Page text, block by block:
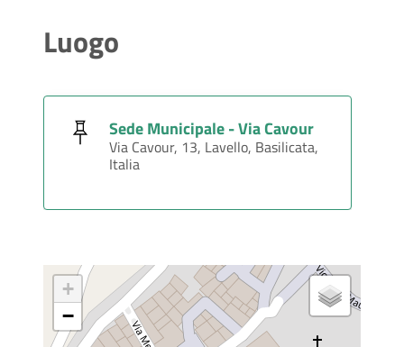
Luogo
Sede Municipale - Via Cavour
Via Cavour, 13, Lavello, Basilicata,
Italia
+
−